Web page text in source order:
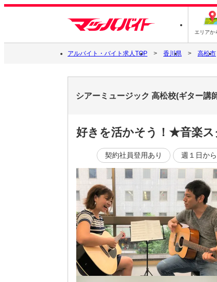
エリアか
アルバイト・バイト求人TOP 香川県 高松市
シアーミュージック 高松校(ギター講
好きを活かそう！★音楽
契約社員登用あり 週１日か